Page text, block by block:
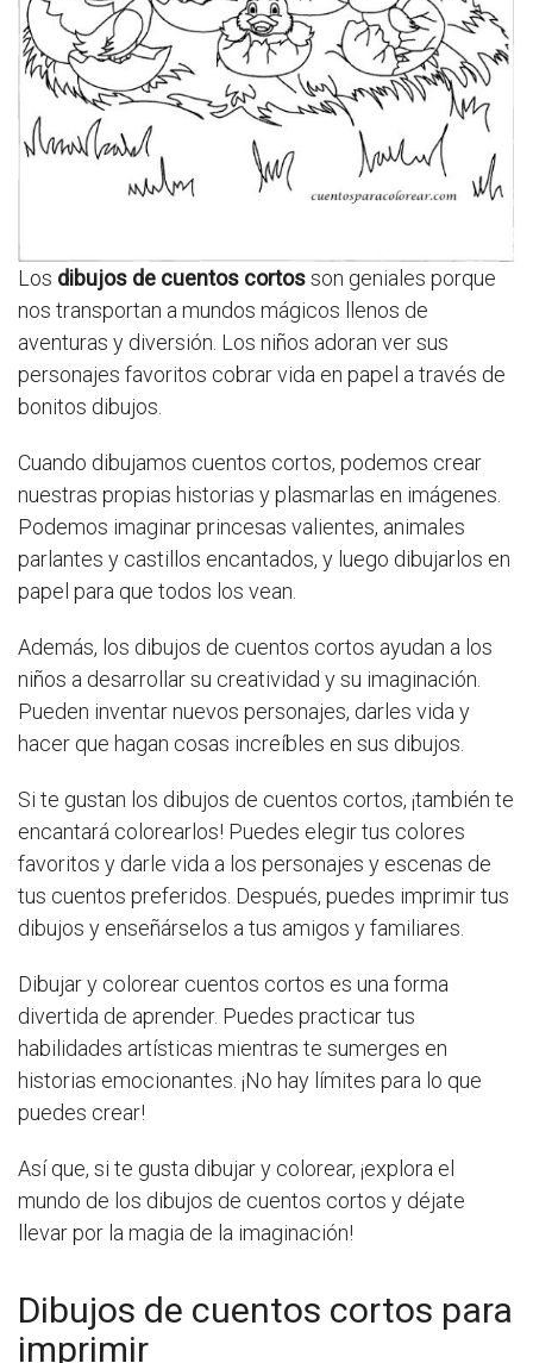
Los dibujos de cuentos cortosson geniales porque
nos transportan a mundos mágicos llenos de
aventuras y diversión. Los niños adoran ver sus
personajes favoritos cobrar vida en papel a través de
bonitos dibujos.
Cuando dibujamos cuentos cortos, podemos crear
nuestras propias historias y plasmarlas en imágenes.
Podemos imaginar princesas valientes, animales
parlantes y castillos encantados, y luego dibujarlos en
papel para que todos los vean.
Además, los dibujos de cuentos cortos ayudan a los
niños a desarrollar su creatividad y su imaginación.
Pueden inventar nuevos personajes, darles vida y
hacer que hagan cosas increíbles en sus dibujos.
Si te gustan los dibujos de cuentos cortos, ¡también te
encantará colorearlos! Puedes elegir tus colores
favoritos y darle vida a los personajes y escenas de
tus cuentos preferidos. Después, puedes imprimir tus
dibujos y enseñárselos a tus amigos y familiares.
Dibujar y colorear cuentos cortos es una forma
divertida de aprender. Puedes practicar tus
habilidades artísticas mientras te sumerges en
historias emocionantes. ¡No hay límites para lo que
puedes crear!
Así que, si te gusta dibujar y colorear, ¡explora el
mundo de los dibujos de cuentos cortos y déjate
llevar por la magia de la imaginación!
Dibujos de cuentos cortos para
imprimir